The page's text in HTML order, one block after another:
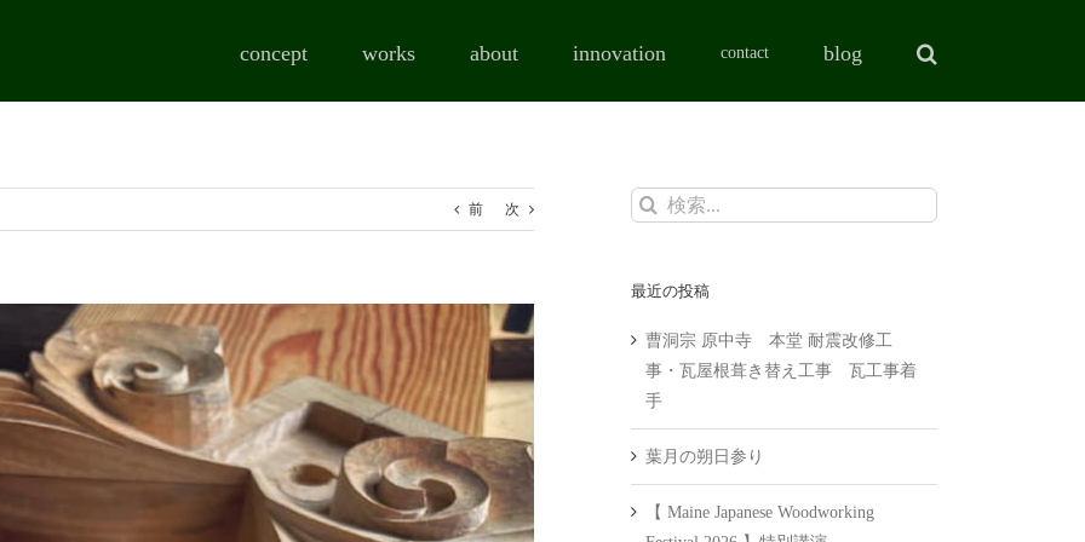
concept works about innovation contact blog
前 次
検
最近の投稿
曹洞宗 原中寺 本堂 耐震改修工
事・瓦屋根葺き替え工事 瓦工事着
手
葉月の朔日参り
【 Maine Japanese Woodworking